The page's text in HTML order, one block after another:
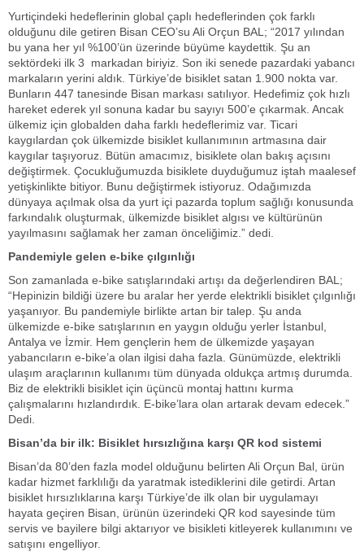
Yurtiçindeki hedeflerinin global çaplı hedeflerinden çok farklı
olduğunu dile getiren Bisan CEO’su Ali Orçun BAL; “2017 yılından
bu yana her yıl %100’ün üzerinde büyüme kaydettik. Şu an
sektördeki ilk 3 markadan biriyiz. Son iki senede pazardaki yabancı
markaların yerini aldık. Türkiye’de bisiklet satan 1.900 nokta var.
Bunların 447 tanesinde Bisan markası satılıyor. Hedefimiz çok hızlı
hareket ederek yıl sonuna kadar bu sayıyı 500’e çıkarmak. Ancak
ülkemiz için globalden daha farklı hedeflerimiz var. Ticari
kaygılardan çok ülkemizde bisiklet kullanımının artmasına dair
kaygılar taşıyoruz. Bütün amacımız, bisiklete olan bakış açısını
değiştirmek. Çocukluğumuzda bisiklete duyduğumuz iştah maalesef
yetişkinlikte bitiyor. Bunu değiştirmek istiyoruz. Odağımızda
dünyaya açılmak olsa da yurt içi pazarda toplum sağlığı konusunda
farkındalık oluşturmak, ülkemizde bisiklet algısı ve kültürünün
yayılmasını sağlamak her zaman önceliğimiz.” dedi.
Pandemiyle gelen e-bike çılgınlığı
Son zamanlada e-bike satışlarındaki artışı da değerlendiren BAL;
“Hepinizin bildiği üzere bu aralar her yerde elektrikli bisiklet çılgınlığı
yaşanıyor. Bu pandemiyle birlikte artan bir talep. Şu anda
ülkemizde e-bike satışlarının en yaygın olduğu yerler İstanbul,
Antalya ve İzmir. Hem gençlerin hem de ülkemizde yaşayan
yabancıların e-bike’a olan ilgisi daha fazla. Günümüzde, elektrikli
ulaşım araçlarının kullanımı tüm dünyada oldukça artmış durumda.
Biz de elektrikli bisiklet için üçüncü montaj hattını kurma
çalışmalarını hızlandırdık. E-bike’lara olan artarak devam edecek.”
Dedi.
Bisan’da bir ilk: Bisiklet hırsızlığına karşı QR kod sistemi
Bisan’da 80’den fazla model olduğunu belirten Ali Orçun Bal, ürün
kadar hizmet farklılığı da yaratmak istediklerini dile getirdi. Artan
bisiklet hırsızlıklarına karşı Türkiye’de ilk olan bir uygulamayı
hayata geçiren Bisan, ürünün üzerindeki QR kod sayesinde tüm
servis ve bayilere bilgi aktarıyor ve bisikleti kitleyerek kullanımını ve
satışını engelliyor.